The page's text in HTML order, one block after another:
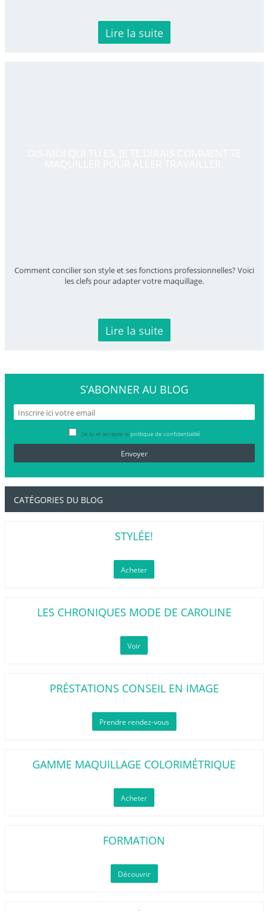
Lire la suite
Comment concilier son style et ses fonctions professionnelles? Voici
les clefs pour adapter votre maquillage.
Lire la suite
S’ABONNER AU BLOG
J’ai lu et accepte la politique de confidentialité
CATÉGORIES DU BLOG
STYLÉE!
Acheter
LES CHRONIQUES MODE DE CAROLINE
Voir
PRÉSTATIONS CONSEIL EN IMAGE
Prendre rendez-vous
GAMME MAQUILLAGE COLORIMÉTRIQUE
Acheter
FORMATION
Découvrir